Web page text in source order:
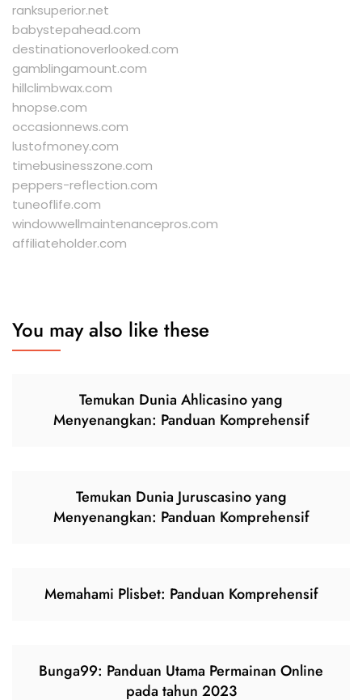
ranksuperior.net
babystepahead.com
destinationoverlooked.com
gamblingamount.com
hillclimbwax.com
hnopse.com
occasionnews.com
lustofmoney.com
timebusinesszone.com
peppers-reflection.com
tuneoflife.com
windowwellmaintenancepros.com
affiliateholder.com
You may also like these
Temukan Dunia Ahlicasino yang
Menyenangkan: Panduan Komprehensif
Temukan Dunia Juruscasino yang
Menyenangkan: Panduan Komprehensif
Memahami Plisbet: Panduan Komprehensif
Bunga99: Panduan Utama Permainan Online
pada tahun 2023